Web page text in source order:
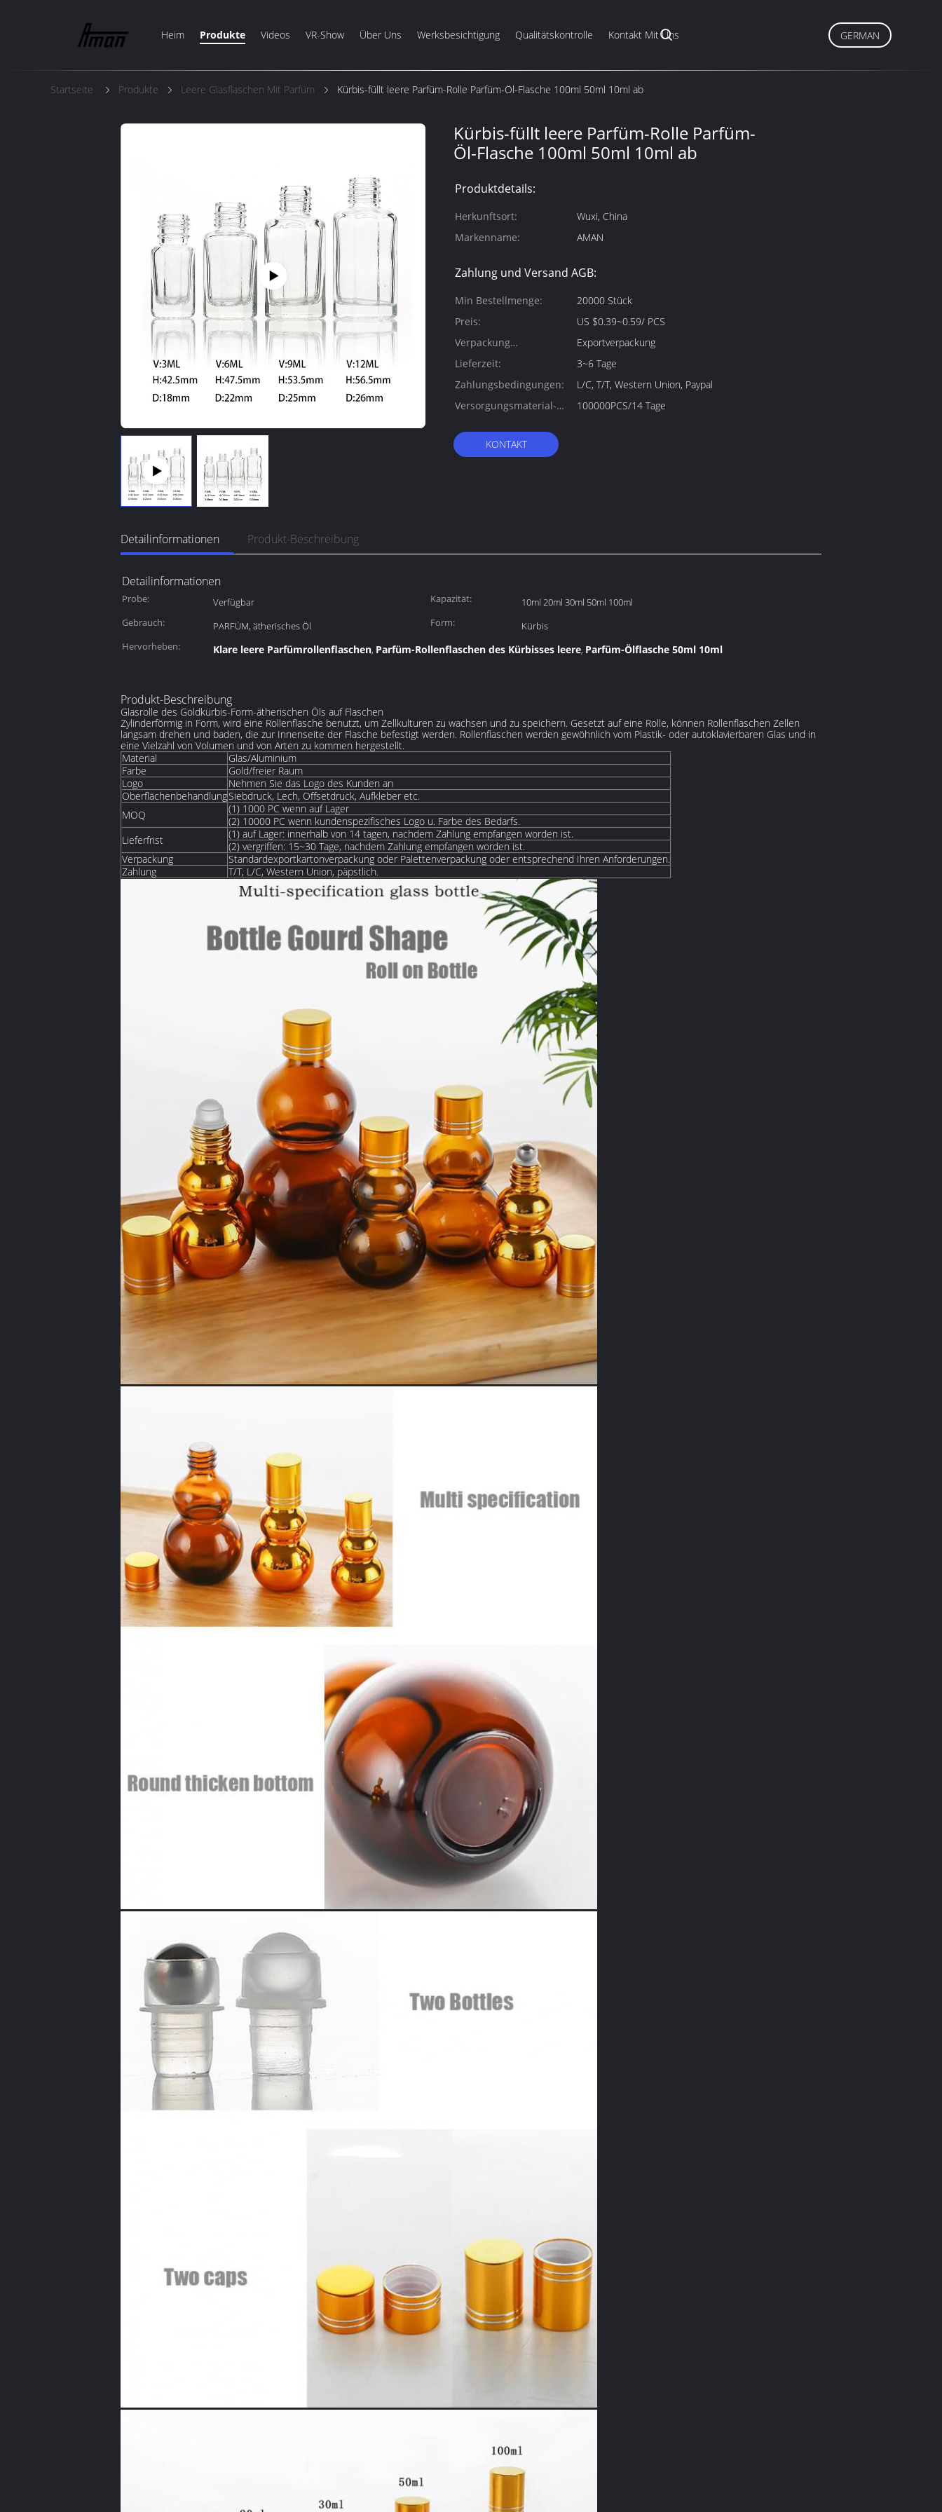
Heim Produkte Videos VR-Show Über Uns Werksbesichtigung Qualitätskontrolle Kontakt Mit Uns GERMAN
Startseite Produkte Leere Glasflaschen Mit Parfüm Kürbis-füllt leere Parfüm-Rolle Parfüm-Öl-Flasche 100ml 50ml 10ml ab
Kürbis-füllt leere Parfüm-Rolle Parfüm-
Öl-Flasche 100ml 50ml 10ml ab
Produktdetails:
Herkunftsort:
Wuxi, China
Markenname:
AMAN
Zahlung und Versand AGB:
Min Bestellmenge:
20000 Stück
Preis:
US $0.39~0.59/ PCS
Verpackung
Informationen:
Exportverpackung
Lieferzeit:
3~6 Tage
Zahlungsbedingungen:
L/C, T/T, Western Union, Paypal
Versorgungsmaterial-
100000PCS/14 Tage
KONTAKT
Detailinformationen Produkt-Beschreibung
Detailinformationen
Probe: Verfügbar Kapazität:
10ml 20ml 30ml 50ml 100ml
Gebrauch:
PARFÜM, ätherisches Öl Form:
Kürbis
Hervorheben:
Klare leere Parfümrollenflaschen, Parfüm-Rollenflaschen des Kürbisses leere, Parfüm-Ölflasche 50ml 10ml
Produkt-Beschreibung
Glasrolle des Goldkürbis-Form-ätherischen Öls auf Flaschen
Zylinderförmig in Form, wird eine Rollenflasche benutzt, um Zellkulturen zu wachsen und zu speichern. Gesetzt auf eine Rolle, können Rollenflaschen Zellen
langsam drehen und baden, die zur Innenseite der Flasche befestigt werden. Rollenflaschen werden gewöhnlich vom Plastik- oder autoklavierbaren Glas und in
eine Vielzahl von Volumen und von Arten zu kommen hergestellt.
Material
Glas/Aluminium
Farbe
Gold/freier Raum
Logo
Nehmen Sie das Logo des Kunden an
OberflächenbehandlungSiebdruck, Lech, Offsetdruck, Aufkleber etc.
MOQ
(1) 1000 PC wenn auf Lager
(2) 10000 PC wenn kundenspezifisches Logo u. Farbe des Bedarfs.
Lieferfrist
(1) auf Lager: innerhalb von 14 tagen, nachdem Zahlung empfangen worden ist.
(2) vergriffen: 15~30 Tage, nachdem Zahlung empfangen worden ist.
Verpackung
Standardexportkartonverpackung oder Palettenverpackung oder entsprechend Ihren Anforderungen.
Zahlung
T/T, L/C, Western Union, päpstlich.